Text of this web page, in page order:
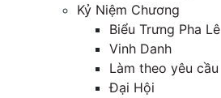
Kỷ Niệm Chương
Biểu Trưng Pha Lê
Vinh Danh
Làm theo yêu cầu
Đại Hội